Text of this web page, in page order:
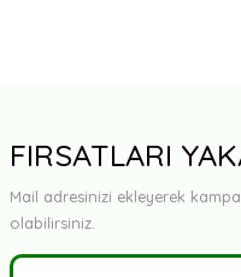
FIRSATLARI
Mail adresinizi ekleyerek
olabilirsiniz.